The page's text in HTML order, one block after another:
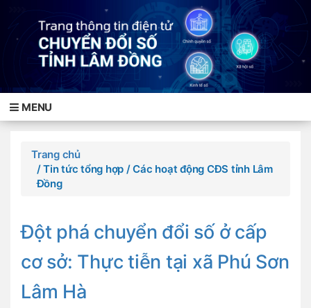
MENU
Trang chủ
/ Tin tức tổng hợp / Các hoạt động CĐS tỉnh Lâm
Đồng
Đột phá chuyển đổi số ở cấp
cơ sở: Thực tiễn tại xã Phú Sơn
Lâm Hà